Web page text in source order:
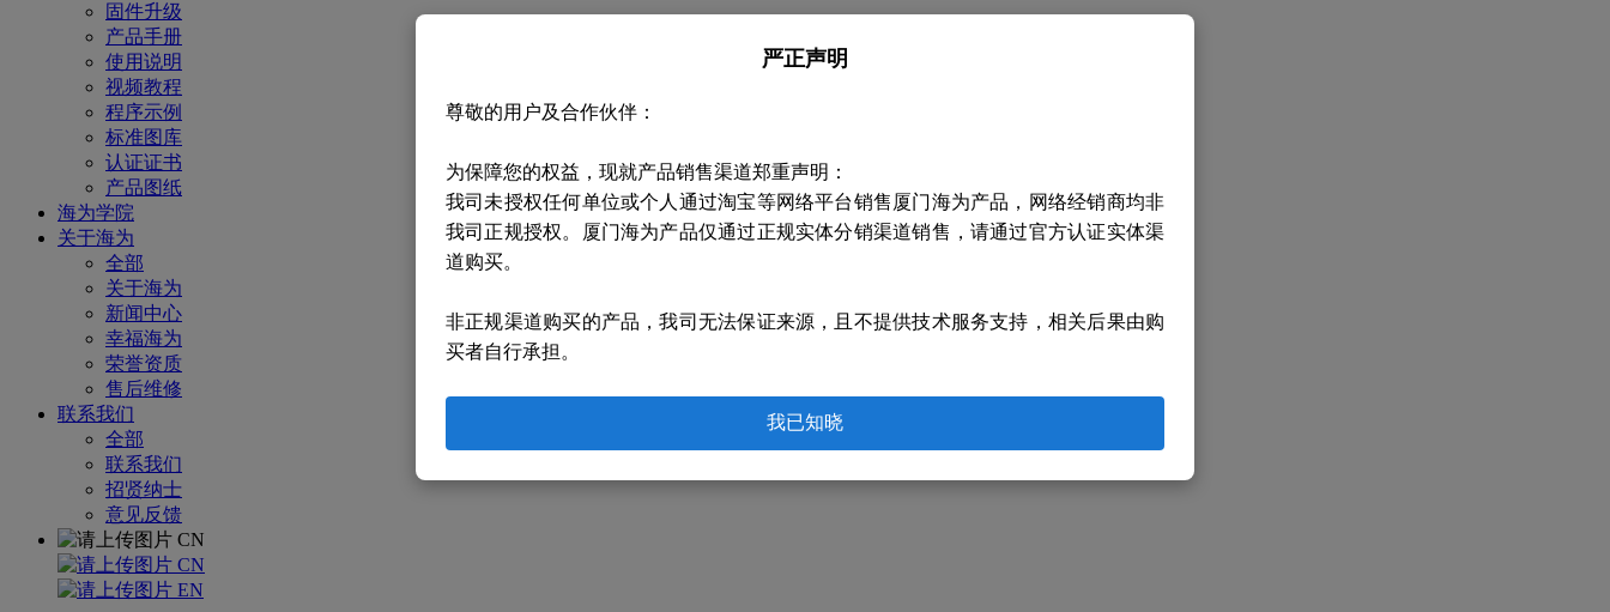
固件升级
产品手册
使用说明
视频教程
程序示例
标准图库
认证证书
产品图纸
海为学院
关于海为
全部
关于海为
新闻中心
幸福海为
荣誉资质
售后维修
联系我们
全部
联系我们
招贤纳士
意见反馈
CN
CN
EN
严正声明
尊敬的用户及合作伙伴：
为保障您的权益，现就产品销售渠道郑重声明：
我司未授权任何单位或个人通过淘宝等网络平台销售厦门海为产品，网络经销商均非
我司正规授权。厦门海为产品仅通过正规实体分销渠道销售，请通过官方认证实体渠
道购买。
非正规渠道购买的产品，我司无法保证来源，且不提供技术服务支持，相关后果由购
买者自行承担。
我已知晓